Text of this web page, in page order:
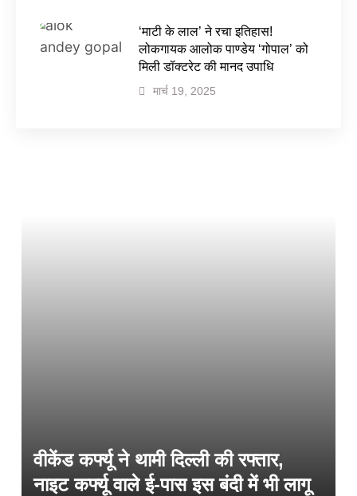
‘माटी के लाल’ ने रचा इतिहास!
लोकगायक आलोक पाण्डेय ‘गोपाल’ को
मिली डॉक्टरेट की मानद उपाधि
मार्च 19, 2025
वीकेंड कर्फ्यू ने थामी दिल्ली की रफ्तार,
नाइट कर्फ्यू वाले ई-पास इस बंदी में भी लागू